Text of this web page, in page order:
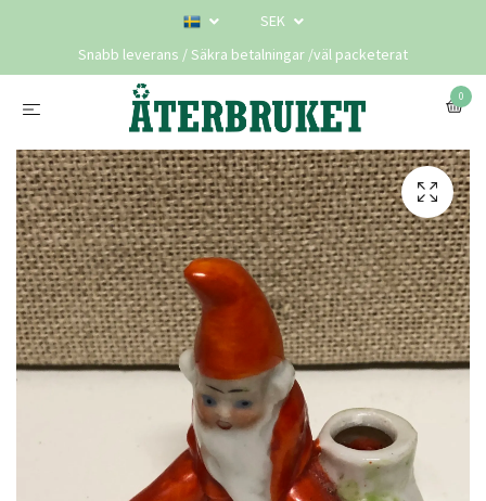
SEK
Snabb leverans / Säkra betalningar /väl packeterat
0